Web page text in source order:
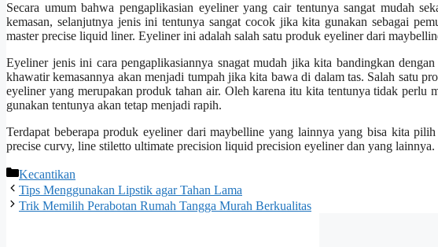
Secara umum bahwa pengaplikasian eyeliner yang cair tentunya sangat mudah
kemasan, selanjutnya jenis ini tentunya sangat cocok jika kita gunakan sebagai
master precise liquid liner. Eyeliner ini adalah salah satu produk eyeliner dari
Eyeliner jenis ini cara pengaplikasiannya snagat mudah jika kita bandingkan
khawatir kemasannya akan menjadi tumpah jika kita bawa di dalam tas. Salah satu
eyeliner yang merupakan produk tahan air. Oleh karena itu kita tentunya tidak perlu
gunakan tentunya akan tetap menjadi rapih.
Terdapat beberapa produk eyeliner dari maybelline yang lainnya yang bisa kita
precise curvy, line stiletto ultimate precision liquid precision eyeliner dan yang lainnya.
Categories
Kecantikan
Tips Menggunakan Lipstik agar Tahan Lama
Trik Memilih Perabotan Rumah Tangga Murah Berkualitas